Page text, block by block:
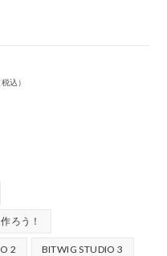
税込）
ろう！
2 BITWIG STUDIO 3